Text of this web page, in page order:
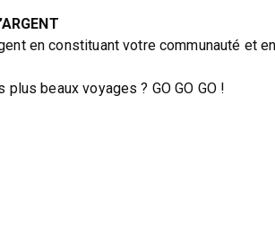
en constituant votre communauté et
plus beaux voyages ? GO GO GO !